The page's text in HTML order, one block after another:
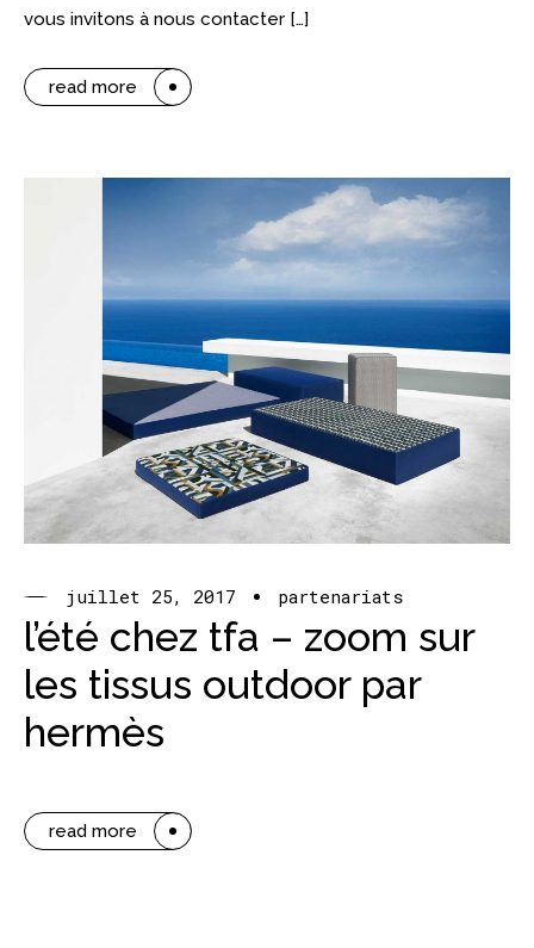
vous invitons à nous contacter […]
read more
juillet 25, 2017 partenariats
l’été chez tfa – zoom sur
les tissus outdoor par
hermès
read more